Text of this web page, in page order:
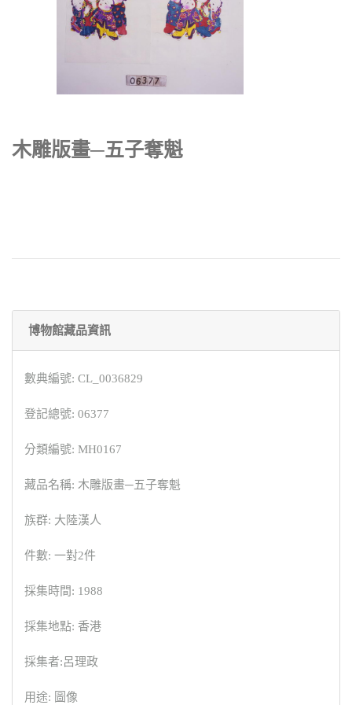
木雕版畫─五子奪魁
博物館藏品資訊
數典編號: CL_0036829
登記總號: 06377
分類編號: MH0167
藏品名稱: 木雕版畫─五子奪魁
族群: 大陸漢人
件數: 一對2件
採集時間: 1988
採集地點: 香港
採集者:呂理政
用途: 圖像